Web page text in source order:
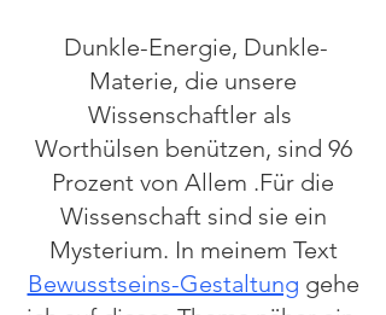
Dunkle-Energie, Dunkle-
Materie, die unsere
Wissenschaftler als
Worthülsen benützen, sind 96
Prozent von Allem .Für die
Wissenschaft sind sie ein
Mysterium. In meinem Text
Bewusstseins-Gestaltung gehe